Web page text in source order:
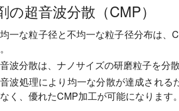
の超音波分散（CMP）
一な粒子径と不均一な粒子径分布は、
波分散は、ナノサイズの研磨粒子を分
波処理により均一な分散が達成され
く、優れたCMP加工が可能になります。